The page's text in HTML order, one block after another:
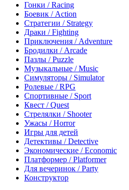
Гонки / Racing
Боевик / Action
Стратегии / Strategy
Драки / Fighting
Приключения / Adventure
Бродилки / Arcade
Пазлы / Puzzle
Музыкальные / Music
Симуляторы / Simulator
Ролевые / RPG
Спортивные / Sport
Квест / Quest
Стрелялки / Shooter
Ужасы / Horror
Игры для детей
Детективы / Detective
Экономические / Economic
Платформер / Platformer
Для вечеринок / Party
Конструктор